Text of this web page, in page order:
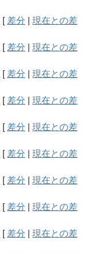
[ 差分 | 現在との差
[ 差分 | 現在との差
[ 差分 | 現在との差
[ 差分 | 現在との差
[ 差分 | 現在との差
[ 差分 | 現在との差
[ 差分 | 現在との差
[ 差分 | 現在との差
[ 差分 | 現在との差